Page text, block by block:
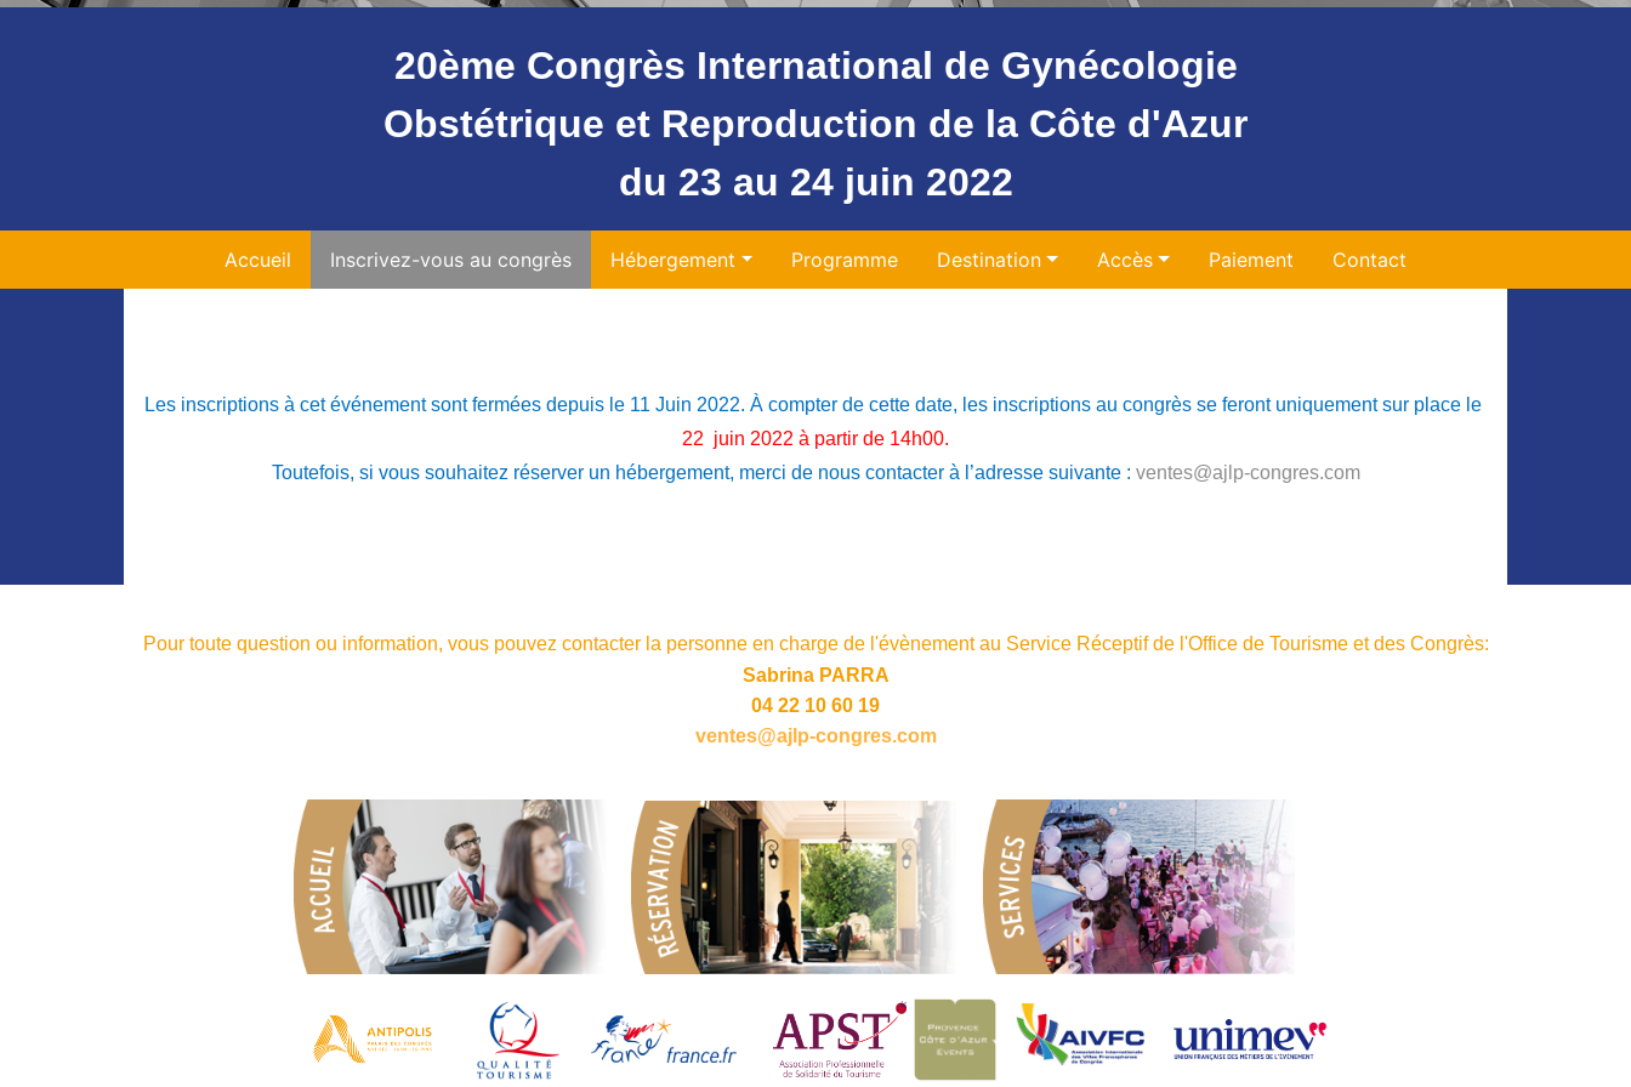
20ème Congrès International de Gynécologie
Obstétrique et Reproduction de la Côte d'Azur
du 23 au 24 juin 2022
Accueil Inscrivez-vous au congrès Hébergement Programme Destination Accès Paiement Contact
Les inscriptions à cet événement sont fermées depuis le 11 Juin 2022. À compter de cette date, les inscriptions au congrès se feront uniquement sur place le
22 juin 2022 à partir de 14h00.
Toutefois, si vous souhaitez réserver un hébergement, merci de nous contacter à l’adresse suivante : ventes@ajlp-congres.com
Pour toute question ou information, vous pouvez contacter la personne en charge de l'évènement au Service Réceptif de l'Office de Tourisme et des Congrès:
Sabrina PARRA
04 22 10 60 19
ventes@ajlp-congres.com